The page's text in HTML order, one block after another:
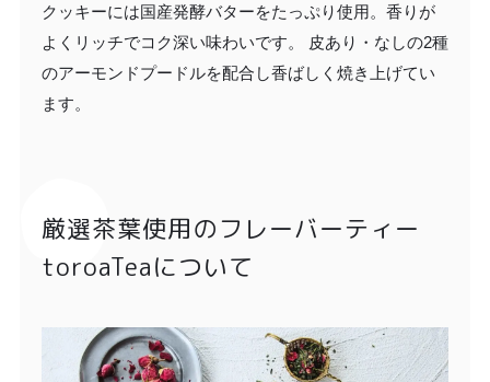
クッキーには国産発酵バターをたっぷり使用。香りが
よくリッチでコク深い味わいです。 皮あり・なしの2種
のアーモンドプードルを配合し香ばしく焼き上げてい
ます。
厳選茶葉使用のフレーバーティー
toroaTeaについて